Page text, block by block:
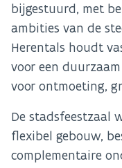
bijgestuurd, met
ambities van de
Herentals houdt
voor een
voor ontmoeting,
De stadsfeestzaal
flexibel gebouw,
complementaire